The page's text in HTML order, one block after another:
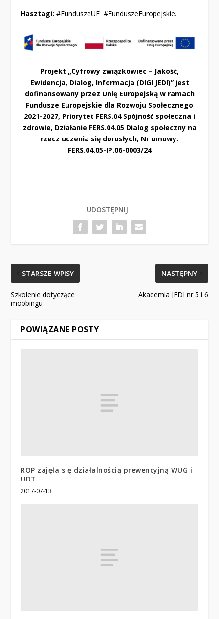
Hasztagi: #FunduszeUE #FunduszeEuropejskie.
Projekt „Cyfrowy związkowiec – Jakość,
Ewidencja, Dialog, Informacja (DIGI JEDI)” jest
dofinansowany przez Unię Europejską w ramach
Fundusze Europejskie dla Rozwoju Społecznego
2021-2027, Priorytet FERS.04 Spójność społeczna i
zdrowie, Działanie FERS.04.05 Dialog społeczny na
rzecz uczenia się dorosłych, Nr umowy:
FERS.04.05-IP.06-0003/24
UDOSTĘPNIJ
STARSZE WPISY
Szkolenie dotyczące
mobbingu
NASTĘPNY
Akademia JEDI nr 5 i 6
POWIĄZANE POSTY
ROP zajęła się działalnością prewencyjną WUG i
UDT
2017-07-13